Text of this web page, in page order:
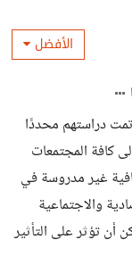
الأفضل
تمت دراستهم محددًا
كافة المجتمعات
غير مدروسة في
والاجتماعية
أن تؤثر على التأثير